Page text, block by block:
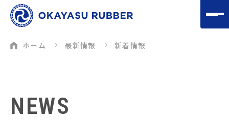
ホーム 最新情報 新着情報
NEWS